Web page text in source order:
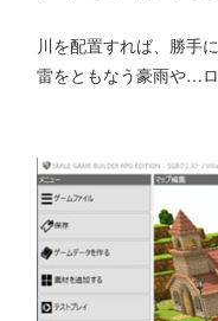
川を配置すれば、勝手
雷をともなう豪雨や…